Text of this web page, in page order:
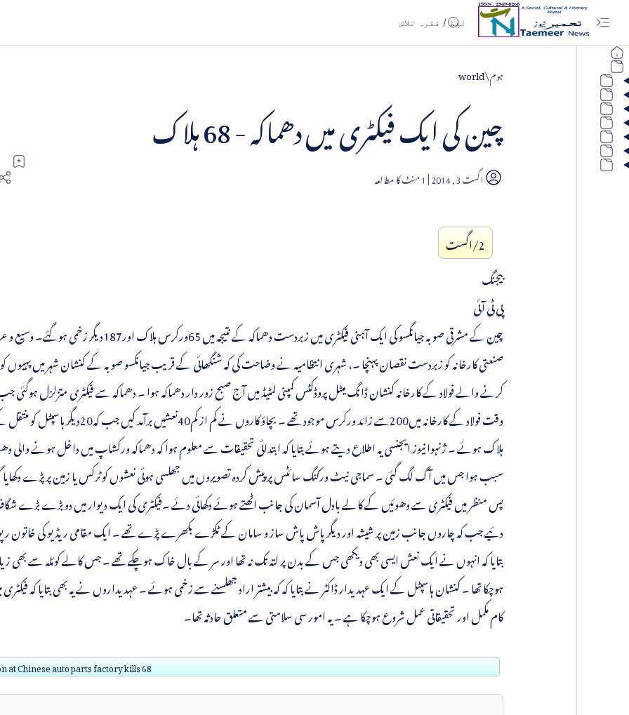
ہوم world
چین کی ایک فیکٹری میں دھماکہ - 68 ہلاک
1
2/اگست
بیجنگ
پی ٹی آئی
چین کے مشرقی صوبہ جیانگسو کی ایک آہنی فیکٹری میں زبردست دھماکہ کے نتیجہ میں 65ورکرس ہلاک
صنعتی کارخانہ کو زبردست نقصان پہنچا ۔، شہری انتظامیہ نے وضاحت کی کہ شنگھائی کے قریب جیانکسو صوبہ کے کنشان شہر میں پہیوں
کرنے والے فولاد کے کارخانہ کنشان ڈانگ میٹل پروڈکٹس کمپنی لمٹیڈ میں آج صبح زور دار دھماکہ ہوا ۔ دھماکہ سے فیکٹری متزلزل
وقت فولاد کے کارخانہ میں200سے زائد ورکرس موجود تھے ۔ بچاؤ کاروں نے کم از کم40نعشیں
ہلاک ہوئے ۔ ژنہوا نیوز ایجنسی یہ اطلاع دیتے ہوئے بتایا کہ ابتدائی تحقیقات سے معلوم ہوا کہ دھماکہ ورکشاپ میں داخل ہونے
سبب ہوا جس میں آگ لگ گئی ۔ سماجی نیٹ ورکنگ سائٹس پر پیش کردہ تصویروں میں جھلسی ہوئی نعشوں کو ٹرکس یا زمین پر پڑے
پس منظر میں فیکٹری سے دھوئیں کے کالے بادل آسمان کی جانب اٹھتے ہوئے دکھائی دئے ۔فیکٹری کی ایک دیوار میں دو بڑے بڑے
دئیے جب کہ چاروں جانب زمین پر شیشہ اور دیگر پاش پاش ساز و سامان کے ٹکڑے بکھرے پڑے تھے ۔ ایک مقامی ریڈیو کی خاتون
بتایا کہ انہوں نے ایک نعش ایسی بھی دیکھی جس کے بدن پر لتہ تک نہ تھا اور سر کے بال خاک ہوچکے تھے ۔ جس کالے کوئلہ سے بھی
ہوچکا تھا ۔ کنشان ہاسپٹل کے ایک عہدیدار ڈاکٹر نے بتایا کہ کہ بیشتر اراد جھلسنے سے زخمی ہوئے ۔ عہدیداروں نے یہ بھی بتایا کہ فیکٹری
کام مکمل اور تحقیقاتی عمل شروع ہوچکا ہے ۔ یہ امور سی سلامتی سے متعلق حادثہ تھا۔
at Chinese auto parts factory kills 68